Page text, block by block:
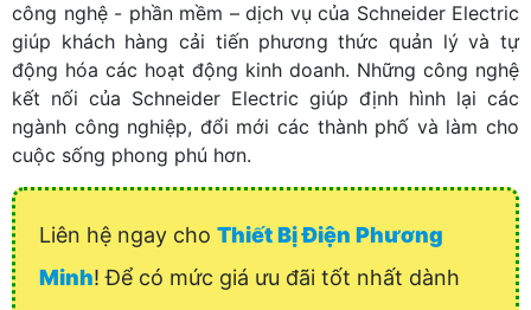
công nghệ - phần mềm – dịch vụ của Schneider Electric
giúp khách hàng cải tiến phương thức quản lý và tự
động hóa các hoạt động kinh doanh. Những công nghệ
kết nối của Schneider Electric giúp định hình lại các
ngành công nghiệp, đổi mới các thành phố và làm cho
cuộc sống phong phú hơn.
Liên hệ ngay cho Thiết Bị Điện Phương
Minh! Để có mức giá ưu đãi tốt nhất dành